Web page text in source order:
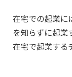
在宅での起業に
を知らずに起業
在宅で起業する